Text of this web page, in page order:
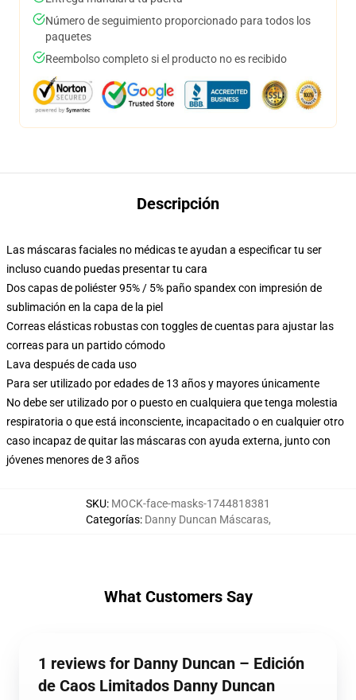
Número de seguimiento proporcionado para todos los
paquetes
Reembolso completo si el producto no es recibido
Descripción
Las máscaras faciales no médicas te ayudan a especificar tu ser
incluso cuando puedas presentar tu cara
Dos capas de poliéster 95% / 5% paño spandex con impresión de
sublimación en la capa de la piel
Correas elásticas robustas con toggles de cuentas para ajustar las
correas para un partido cómodo
Lava después de cada uso
Para ser utilizado por edades de 13 años y mayores únicamente
No debe ser utilizado por o puesto en cualquiera que tenga molestia
respiratoria o que está inconsciente, incapacitado o en cualquier otro
caso incapaz de quitar las máscaras con ayuda externa, junto con
jóvenes menores de 3 años
SKU: MOCK-face-masks-1744818381
Categorías: Danny Duncan Máscaras,
What Customers Say
1 reviews for Danny Duncan – Edición
de Caos Limitados Danny Duncan